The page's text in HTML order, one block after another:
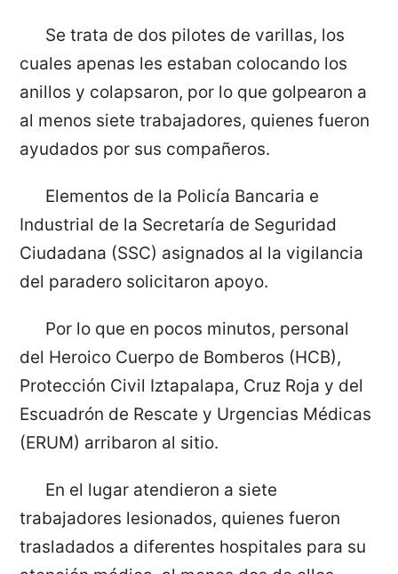
Se trata de dos pilotes de varillas, los
cuales apenas les estaban colocando los
anillos y colapsaron, por lo que golpearon a
al menos siete trabajadores, quienes fueron
ayudados por sus compañeros.
Elementos de la Policía Bancaria e
Industrial de la Secretaría de Seguridad
Ciudadana (SSC) asignados al la vigilancia
del paradero solicitaron apoyo.
Por lo que en pocos minutos, personal
del Heroico Cuerpo de Bomberos (HCB),
Protección Civil Iztapalapa, Cruz Roja y del
Escuadrón de Rescate y Urgencias Médicas
(ERUM) arribaron al sitio.
En el lugar atendieron a siete
trabajadores lesionados, quienes fueron
trasladados a diferentes hospitales para su